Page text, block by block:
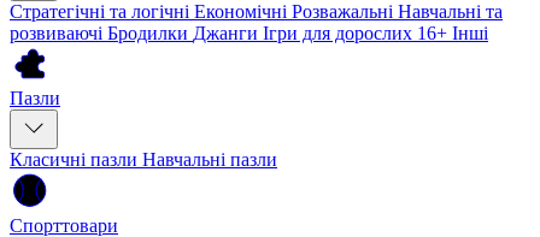
Стратегічні та логічні Економічні Розважальні Навчальні та
розвиваючі Бродилки Джанги Ігри для дорослих 16+ Інші
Пазли
Класичні пазли Навчальні пазли
Спорттовари